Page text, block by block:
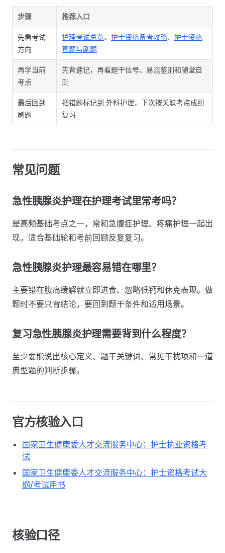
步骤 推荐入口
先看考试
方向
护理考试总览、 护士资格备考攻略、 护士资格
真题与刷题
再学当前
考点
先背速记，再看题干信号、易混鉴别和随堂自
测
最后回到
刷题
把错题标记到 外科护理，下次按关联考点成组
复习
常见问题
急性胰腺炎护理在护理考试里常考吗？
是高频基础考点之一，常和急腹症护理、疼痛护理一起出
现，适合基础轮和考前回顾反复复习。
急性胰腺炎护理最容易错在哪里？
主要错在腹痛缓解就立即进食、忽略低钙和休克表现。做
题时不要只背结论，要回到题干条件和适用场景。
复习急性胰腺炎护理需要背到什么程度？
至少要能说出核心定义、题干关键词、常见干扰项和一道
典型题的判断步骤。
官方核验入口
国家卫生健康委人才交流服务中心：护士执业资格考
试
国家卫生健康委人才交流服务中心：护士资格考试大
纲/考试用书
核验口径